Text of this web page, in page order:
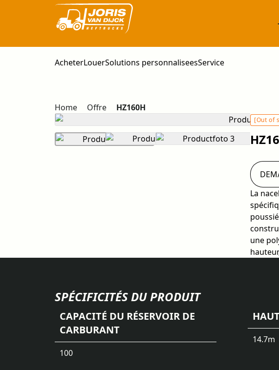
AcheterLouerSolutions personnaliseesService
Home Offre HZ160H
[Out of
La
une
SPÉCIFICITÉS DU PRODUIT
CAPACITÉ DU RÉSERVOIR DE
CARBURANT
100
14.7m